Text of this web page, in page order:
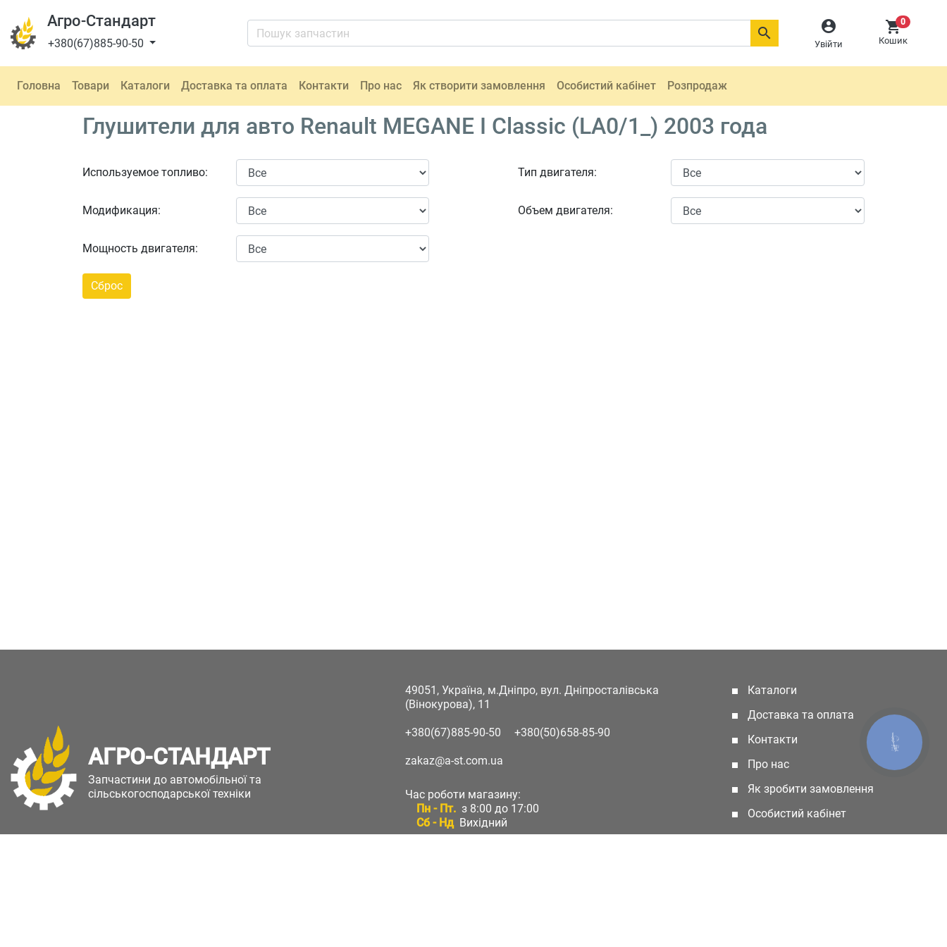
Агро-Стандарт
+380(67)885-90-50

Увійти
0
Кошик

Головна Товари Каталоги Доставка та оплата Контакти Про нас Як створити замовлення Особистий кабінет Розпродаж
Глушители для авто Renault MEGANE I Classic (LA0/1_) 2003 года
Используемое топливо:
Модификация:
Мощность двигателя:
Тип двигателя:
Объем двигателя:
АГРО-СТАНДАРТ
Запчастини до автомобільної та
сільськогосподарської техніки
49051, Україна, м.Дніпро, вул. Дніпросталівська
(Вінокурова), 11
+380(67)885-90-50 +380(50)658-85-90
zakaz@a-st.com.ua
Час роботи магазину:
Пн - Пт. з 8:00 до 17:00
Сб - Нд Вихідний
Каталоги
Доставка та оплата
Контакти
Про нас
Як зробити замовлення
Особистий кабінет
КНОПКА
ЗВ'ЯЗКУ